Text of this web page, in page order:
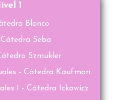
1
Blanco
Seba
Szmukler
- Cátedra Kaufman
1 - Cátedra Ickowicz